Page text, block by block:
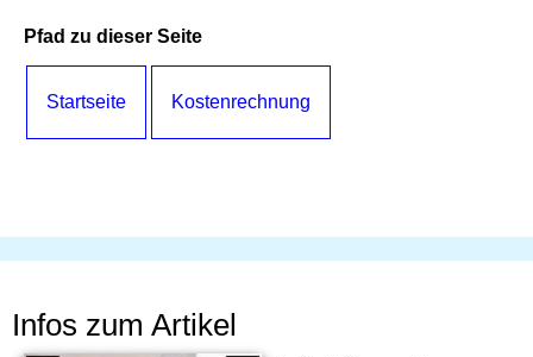
Pfad zu dieser Seite
Startseite Kostenrechnung
Infos zum Artikel